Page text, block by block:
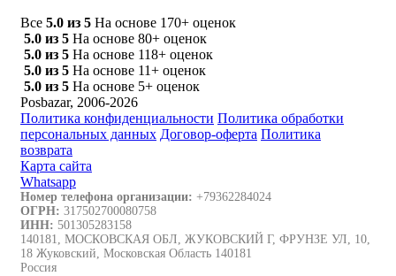
Все 5.0 из 5 На основе 170+ оценок
5.0 из 5 На основе 80+ оценок
5.0 из 5 На основе 118+ оценок
5.0 из 5 На основе 11+ оценок
5.0 из 5 На основе 5+ оценок
Posbazar, 2006-2026
Политика конфиденциальности Политика обработки
персональных данных Договор-оферта Политика
возврата
Карта сайта
Whatsapp
Номер телефона организации: +79362284024
ОГРН: 317502700080758
ИНН: 501305283158
140181, МОСКОВСКАЯ ОБЛ, ЖУКОВСКИЙ Г, ФРУНЗЕ УЛ, 10,
18 Жуковский, Московская Область 140181
Россия